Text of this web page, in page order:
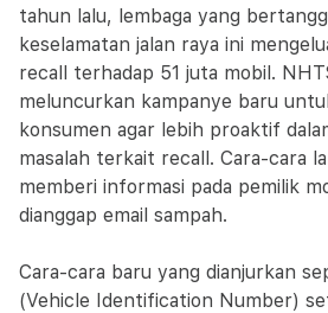
tahun lalu, lembaga yang
keselamatan jalan raya ini
recall terhadap 51 juta mobil.
meluncurkan kampanye baru
konsumen agar lebih proaktif
masalah terkait recall. Cara-cara
memberi informasi pada pemilik
dianggap email sampah.
Cara-cara baru yang dianjurkan
(Vehicle Identification Number)